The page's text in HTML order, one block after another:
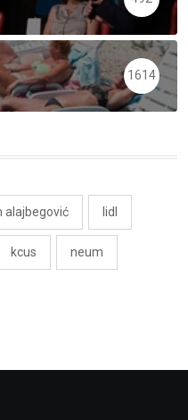
1614
alajbegović lidl
kcus neum